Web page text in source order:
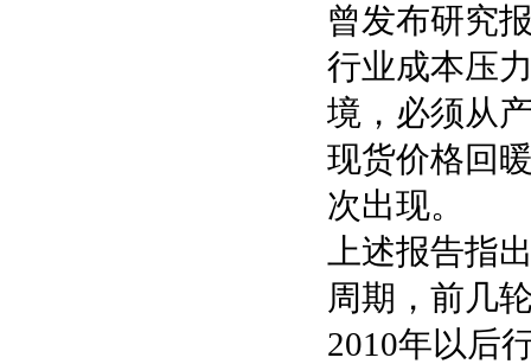
曾发布研究
行业成本压
境，必须从
现货价格回
次出现。
上述报告指
周期，前几
2010年以后